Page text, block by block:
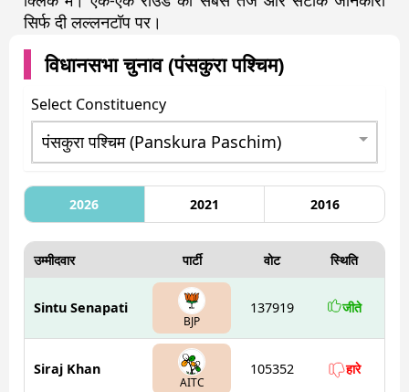
सिर्फ दी लल्लनटॉप पर।
विधानसभा चुनाव (पंसकुरा पश्चिम)
Select Constituency
2026 2021 2016
उम्मीदवार पार्टी वोट स्थिति
Sintu Senapati
BJP
137919 जीते
Siraj Khan
AITC
105352 हारे